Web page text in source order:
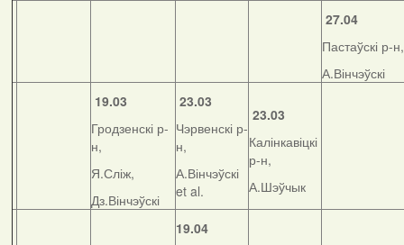
27.04
Пастаўскі р-н,
А.Вінчэўскі
19.03
Гродзенскі р-
н,
Я.Сліж,
Дз.Вінчэўскі
23.03
Чэрвенскі р-
н,
А.Вінчэўскі
et al.
23.03
Калінкавіцкі
р-н,
А.Шэўчык
19.04